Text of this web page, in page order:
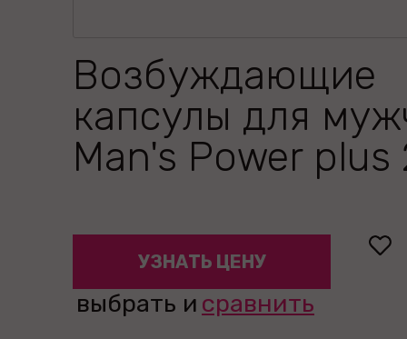
Возбуждающие
капсулы для
Man's Power
УЗНАТЬ ЦЕНУ
выбрать и сравнить